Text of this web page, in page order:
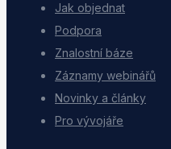
Jak objednat
Podpora
Znalostní báze
Záznamy webinářů
Novinky a články
Pro vývojáře